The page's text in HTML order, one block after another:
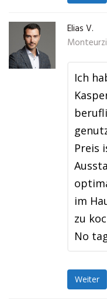
Elias V.
Ich
Preis
im
zu
No
Weiter